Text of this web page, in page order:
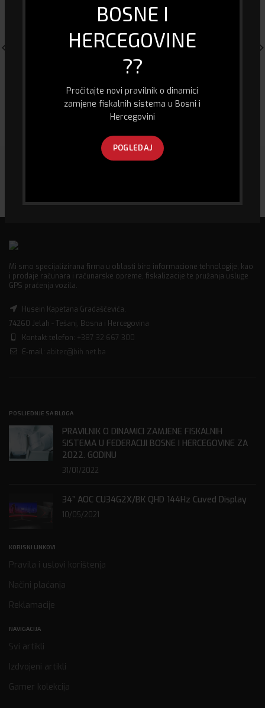
BOSNE I
HERCEGOVINE
??
Pročitajte novi pravilnik o dinamici
zamjene fiskalnih sistema u Bosni i
Hercegovini
POGLEDAJ
Slušalice Rampage RM-K71
Externi SSD – Goodram 256
GB
Mi smo specijalizirana firma u oblasti biro informacione tehnologije, kao
i prodaje računara i računarske opreme, fiskalizacije te pružanja usluge
GPS praćenja vozila.
Husein Kapetana Gradaščevića,
74260 Jelah - Tešanj, Bosna i Hercegovina
Kontakt telefon: +387 32 667 300
E-mail: abitec@bih.net.ba
POSLJEDNJE SA BLOGA
PRAVILNIK O DINAMICI ZAMJENE FISKALNIH
SISTEMA U FEDERACIJI BOSNE I HERCEGOVINE ZA
2022. GODINU
31/01/2022
34” AOC CU34G2X/BK QHD 144Hz Cuved Display
10/05/2021
KORISNI LINKOVI
Pravila i uslovi korištenja
Načini plaćanja
Reklamacije
NAVIGACIJA
Svi artikli
Izdvojeni artikli
Gamer kolekcija